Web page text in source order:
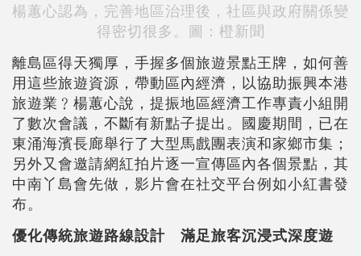
楊蕙心認為，完善地區治理後，社區與政府關係變
得密切很多。圖：橙新聞
離島區得天獨厚，手握多個旅遊景點王牌，如何善
用這些旅遊資源，帶動區內經濟，以協助振興本港
旅遊業﹖楊蕙心說，提振地區經濟工作專責小組開
了數次會議，不斷有新點子提出。國慶期間，已在
東涌海濱長廊舉行了大型馬戲團表演和家鄉市集；
另外又會邀請網紅拍片逐一宣傳區內各個景點，其
中南丫島會先做，影片會在社交平台例如小紅書發
布。
優化傳統旅遊路線設計 滿足旅客沉浸式深度遊‍